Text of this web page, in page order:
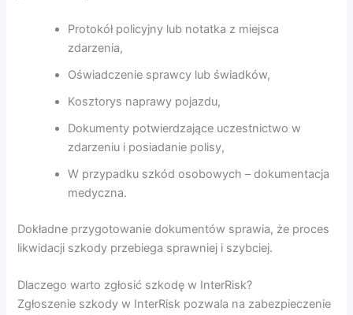
Protokół policyjny lub notatka z miejsca
zdarzenia,
Oświadczenie sprawcy lub świadków,
Kosztorys naprawy pojazdu,
Dokumenty potwierdzające uczestnictwo w
zdarzeniu i posiadanie polisy,
W przypadku szkód osobowych – dokumentacja
medyczna.
Dokładne przygotowanie dokumentów sprawia, że proces
likwidacji szkody przebiega sprawniej i szybciej.
Dlaczego warto zgłosić szkodę w InterRisk?
Zgłoszenie szkody w InterRisk pozwala na zabezpieczenie